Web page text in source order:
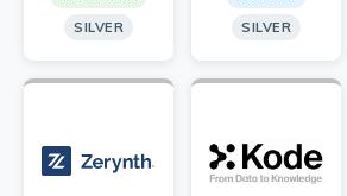
SILVER
SILVER